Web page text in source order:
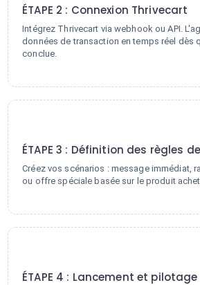
ÉTAPE 2 : Connexion Thrivecart
Intégrez Thrivecart via webhook ou API.
données de transaction en temps réel dès
conclue.
ÉTAPE 3 : Définition des règles
Créez vos scénarios : message immédiat,
ou offre spéciale basée sur le produit
ÉTAPE 4 : Lancement et pilotage